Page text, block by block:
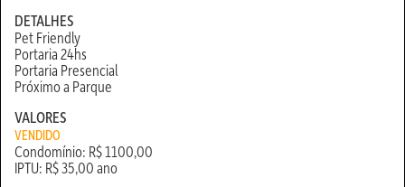
DETALHES
Pet Friendly
Portaria 24hs
Portaria Presencial
Próximo a Parque
VALORES
VENDIDO
Condomínio: R$ 1100,00
IPTU: R$ 35,00 ano